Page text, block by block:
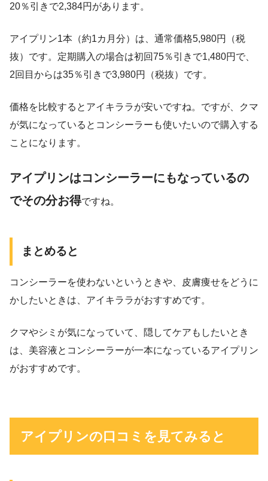
20％引きで2,384円があります。
アイプリン1本（約1カ月分）は、通常価格5,980円（税
抜）です。定期購入の場合は初回75％引きで1,480円で、
2回目からは35％引きで3,980円（税抜）です。
価格を比較するとアイキララが安いですね。ですが、クマ
が気になっているとコンシーラーも使いたいので購入する
ことになります。
アイプリンはコンシーラーにもなっているの
でその分お得ですね。
まとめると
コンシーラーを使わないというときや、皮膚痩せをどうに
かしたいときは、アイキララがおすすめです。
クマやシミが気になっていて、隠してケアもしたいとき
は、美容液とコンシーラーが一本になっているアイプリン
がおすすめです。
アイプリンの口コミを見てみると